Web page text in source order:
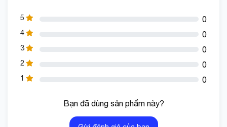
3M/118inch*19mm/0,74inch
7,5M/295inch*25mm/0,98inch
5 0
4 0
3 0
2 0
1 0
Bạn đã dùng sản phẩm này?